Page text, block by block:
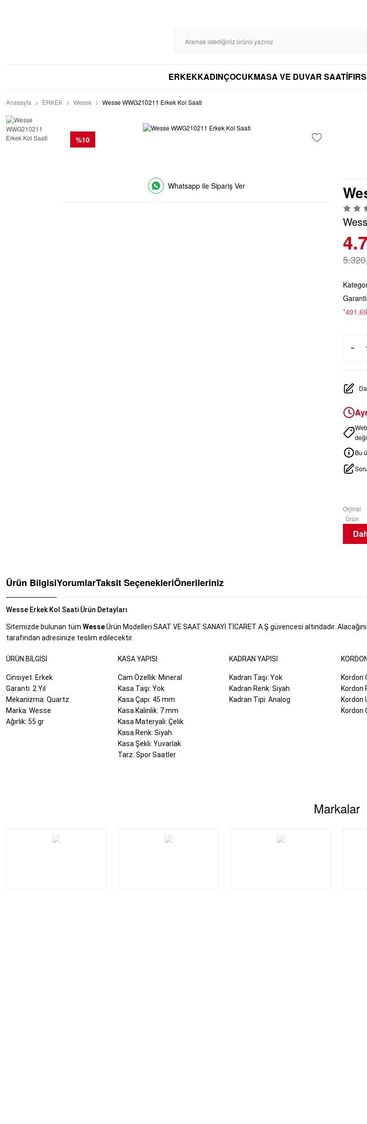
ERKEKKADINÇOCUKMASA VE DUVAR SAATİ
Anasayfa ERKEK Wesse Wesse WWG210211 Erkek Kol Saati
%10
Whatsapp ile Sipariş Ver
Bu
Orjinal
Ürün
Ürün BilgisiYorumlarTaksit SeçenekleriÖnerileriniz
Wesse Erkek Kol Saati Ürün Detayları
Sitemizde bulunan tüm WesseÜrün Modelleri SAAT VE SAAT SANAYİ TİCARET A.Ş güvencesi altındadır.
tarafından adresinize teslim edilecektir.
ÜRÜN BILGISI
Cinsiyet: Erkek
Garanti: 2 Yıl
Mekanizma: Quartz
Marka: Wesse
Ağırlık: 55 gr
KASA YAPISI
Cam Özellik: Mineral
Kasa Taşı: Yok
Kasa Çapı: 45 mm
Kasa Kalinlik: 7 mm
Kasa Materyali: Çelik
Kasa Renk: Siyah
Kasa Şekli: Yuvarlak
Tarz: Spor Saatler
KADRAN YAPISI
Kadran Taşı: Yok
Kadran Renk: Siyah
Kadran Tipi: Analog
Kordon
Kordon
Kordon
Kordon
Ürün bilgilerinde hatalar bulunuyor.
Markalar